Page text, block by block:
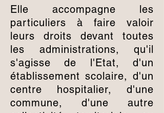
Elle accompagne les
particuliers à faire valoir
leurs droits devant toutes
les administrations, qu'il
s'agisse de l'Etat, d'un
établissement scolaire, d'un
centre hospitalier, d'une
commune, d'une autre